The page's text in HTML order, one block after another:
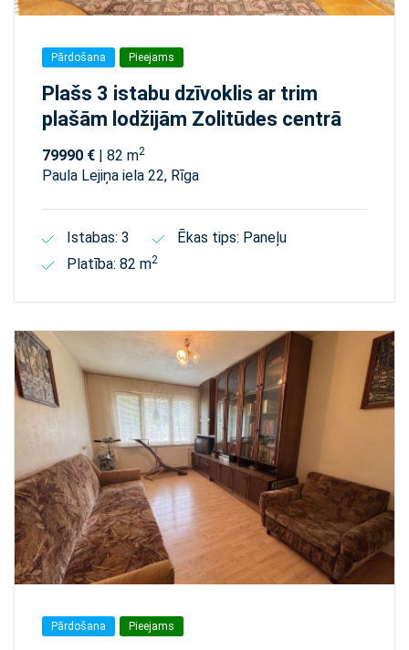
Pārdošana Pieejams
Plašs 3 istabu dzīvoklis ar trim
plašām lodžijām Zolitūdes centrā
79990 € | 82 m2
Paula Lejiņa iela 22, Rīga
Istabas: 3
Ēkas tips: Paneļu
Platība: 82 m2
Pārdošana Pieejams